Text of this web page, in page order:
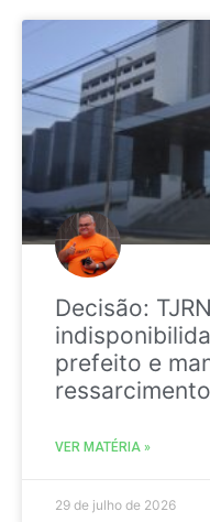
Decisão:
prefeito e
VER MATÉRIA »
29 de julho de 2026